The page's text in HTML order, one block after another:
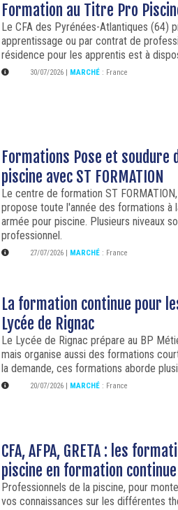
Formation au Titre Pro
Le CFA des Pyrénées-Atlantiques (64)
apprentissage ou par contrat de
résidence pour les apprentis est à
30/07/2026 MARCHÉ : France
Formations Pose et soudure
piscine avec ST FORMATION
Le centre de formation ST
propose toute l'année des formations à
armée pour piscine. Plusieurs niveaux
professionnel.
27/07/2026 MARCHÉ : France
La formation continue pour
Lycée de Rignac
Le Lycée de Rignac prépare au BP
mais organise aussi des formations
la demande, ces formations aborde
20/07/2026 MARCHÉ : France
CFA, AFPA, GRETA : les
piscine en formation continue
Professionnels de la piscine, pour
vos connaissances sur les différentes